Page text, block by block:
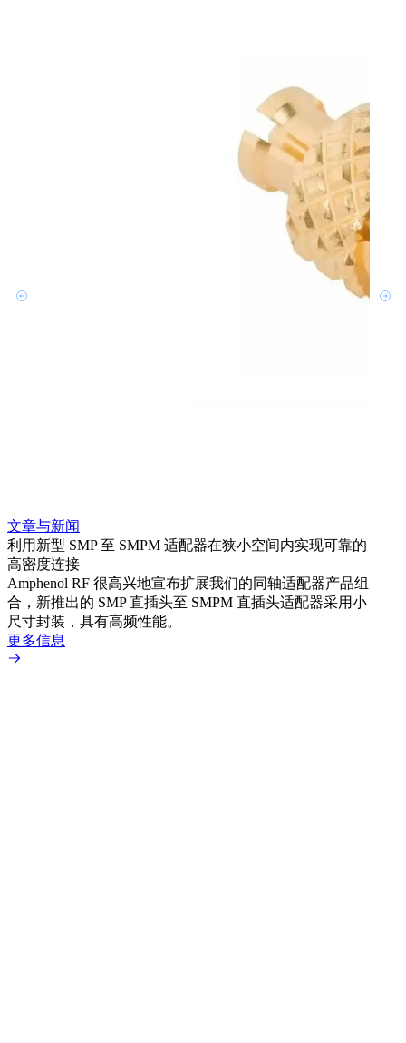
文章与新闻
利用新型 SMP 至 SMPM 适配器在狭小空间内实现可靠的
高密度连接
Amphenol RF 很高兴地宣布扩展我们的同轴适配器产品组
合，新推出的 SMP 直插头至 SMPM 直插头适配器采用小
尺寸封装，具有高频性能。
更多信息